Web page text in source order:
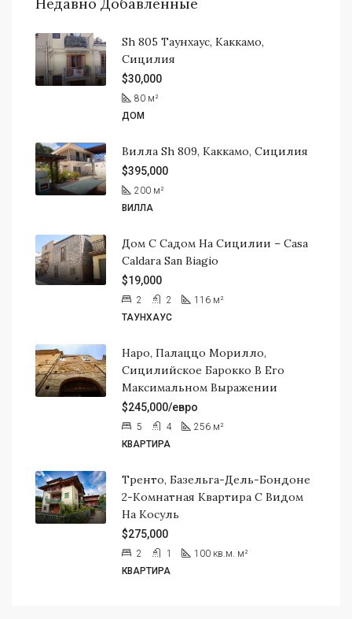
Sh 805 Таунхаус, Каккамо,
Сицилия
$30,000
80 м²
ДОМ
Вилла Sh 809, Каккамо, Сицилия
$395,000
200 м²
ВИЛЛА
Дом С Садом На Сицилии – Casa
Caldara San Biagio
$19,000
2 2 116 м²
ТАУНХАУС
Наро, Палаццо Морилло,
Сицилийское Барокко В Его
Максимальном Выражении
$245,000/евро
5 4 256 м²
КВАРТИРА
Тренто, Базельга-Дель-Бондоне
2-Комнатная Квартира С Видом
На Косуль
$275,000
2 1 100 кв.м. м²
КВАРТИРА